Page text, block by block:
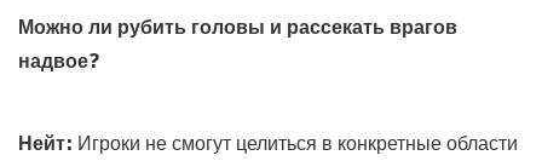
Можно ли рубить головы и рассекать врагов
надвое?
Нейт: Игроки не смогут целиться в конкретные области